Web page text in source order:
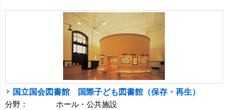
国立国会図書館 国際子ども図書館（保存・再生）
分野：
ホール・公共施設